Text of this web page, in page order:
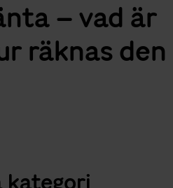
– vad är
räknas den